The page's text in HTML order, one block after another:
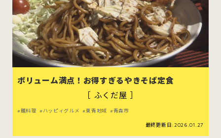
ボリューム満点！お得すぎるやきそば定食
［ ふくだ屋 ］
麺料理 ハッピィグルメ 東青地域 青森市
最終更新日:2026.01.27